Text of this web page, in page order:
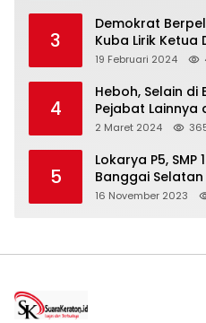
3
Demokrat
Kuba Lirik Ketua
19 Februari 2024
4
Heboh, Selain di
Pejabat Lainnya
Bakal di Ciduk,
2 Maret 2024
5
Lokarya P5, SMP
Banggai
16 November 2023